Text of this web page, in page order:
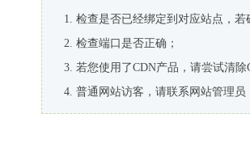
检查是否已经绑定到对应站点，
检查端口是否正确；
若您使用了CDN产品，请尝试清除
普通网站访客，请联系网站管理员